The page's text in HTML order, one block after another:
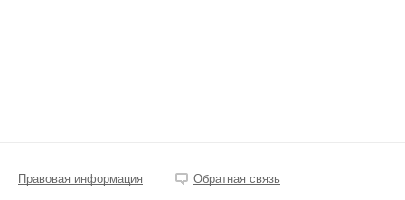
Правовая информация Обратная связь